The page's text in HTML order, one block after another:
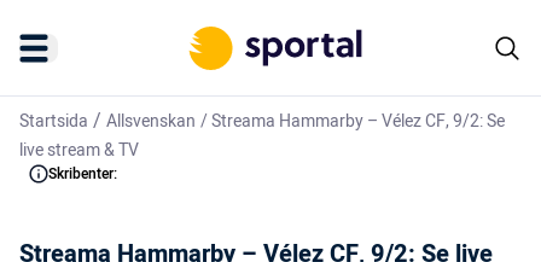
Startsida / Allsvenskan /Streama Hammarby – Vélez CF, 9/2: Se
live stream & TV
Skribenter:
Streama Hammarby – Vélez CF, 9/2: Se live